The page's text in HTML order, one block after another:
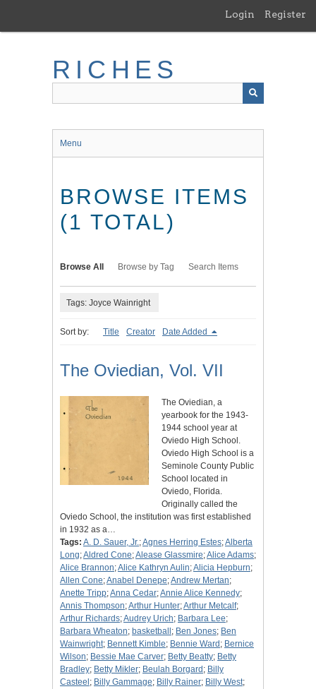
main
Login Register
RICHES
Menu
BROWSE ITEMS
(1 TOTAL)
Browse All Browse by Tag Search Items
Tags: Joyce Wainright
Sort by: Title Creator Date Added
The Oviedian, Vol. VII
The Oviedian, a
yearbook for the 1943-
1944 school year at
Oviedo High School.
Oviedo High School is a
Seminole County Public
School located in
Oviedo, Florida.
Originally called the
Oviedo School, the institution was first established
in 1932 as a…
Tags: A. D. Sauer, Jr.;Agnes Herring Estes;Alberta
Long;Aldred Cone;Alease Glassmire;Alice Adams;
Alice Brannon;Alice Kathryn Aulin;Alicia Hepburn;
Allen Cone;Anabel Denepe;Andrew Mertan;
Anette Tripp;Anna Cedar;Annie Alice Kennedy;
Annis Thompson;Arthur Hunter;Arthur Metcalf;
Arthur Richards;Audrey Urich; Barbara Lee;
Barbara Wheaton; basketball ; Ben Jones; Ben
Wainwright; Bennett Kimble; Bennie Ward ; Bernice
Wilson; Bessie Mae Carver; Betty Beatty; Betty
Bradley; Betty Mikler; Beulah Borgard ; Billy
Casteel ; Billy Gammage; Billy Rainer; Billy West;